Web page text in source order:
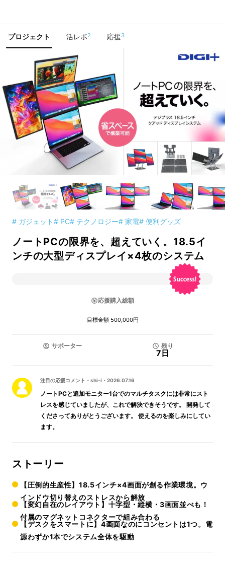
プロジェクト 活レポ2 応援3
# ガジェット# PC# テクノロジー# 家電# 便利グッズ
ノートPCの限界を、超えていく。18.5イ
ンチの大型ディスプレイ×4枚のシステム
応援購入総額
目標金額 500,000円
サポーター 残り
7日
注目の応援コメント ・ shi-i ・ 2026.07.16
ノートPCと追加モニター1台でのマルチタスクには非常にスト
レスを感じていましたが、これで解決できそうです。 開発して
くださってありがとうございます。 使えるのを楽しみにしてい
ます。
ストーリー
【圧倒的生産性】18.5インチ×4画面が創る作業環境。ウ
インドウ切り替えのストレスから解放
【変幻自在のレイアウト】十字型・縦横・3画面並べも！
付属のマグネットコネクターで組み合わる
【デスクをスマートに】4画面なのにコンセントは1つ。電
源わずか1本でシステム全体を駆動